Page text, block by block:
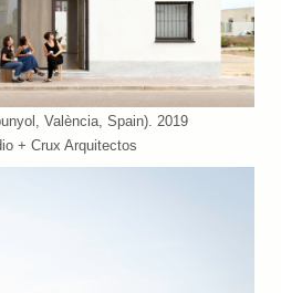
València, Spain). 2019
+ Crux Arquitectos